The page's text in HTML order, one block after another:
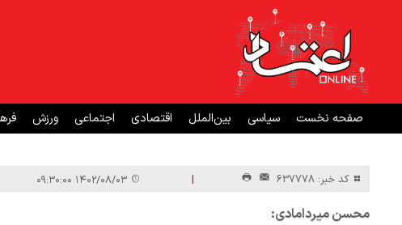
صفحه نخست سیاسی بین‌الملل اقتصادی اجتماعی ورزش
کد خبر: 637778 |
محسن میردامادی: